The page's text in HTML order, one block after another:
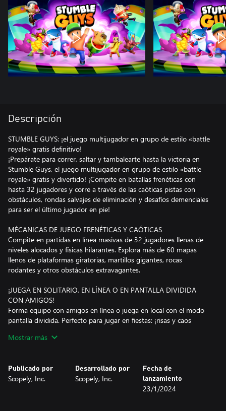
Descripción
STUMBLE GUYS: ¡el juego multijugador en grupo de estilo «battle
royale» gratis definitivo!
¡Prepárate para correr, saltar y tambalearte hasta la victoria en
Stumble Guys, el juego multijugador en grupo de estilo «battle
royale» gratis y divertido! ¡Compite en batallas frenéticas con
hasta 32 jugadores y corre a través de las caóticas pistas con
obstáculos, rondas salvajes de eliminación y desafíos demenciales
para ser el último jugador en pie!
MÉCANICAS DE JUEGO FRENÉTICAS Y CAÓTICAS
Compite en partidas en línea masivas de 32 jugadores llenas de
niveles alocados y físicas hilarantes. Explora más de 60 mapas
llenos de plataformas giratorias, martillos gigantes, rocas
rodantes y otros obstáculos extravagantes.
¡JUEGA EN SOLITARIO, EN LÍNEA O EN PANTALLA DIVIDIDA
CON AMIGOS!
Forma equipo con amigos en línea o juega en local con el modo
pantalla dividida. Perfecto para jugar en fiestas: ¡risas y caos
para mostrar tu estilo único! Conviértete en ninja, superhéroe o
hasta en una gallina, hay un estilo para todos.
Mostrar más
Publicado por
Scopely, Inc.
Desarrollado por
Scopely, Inc.
Fecha de
lanzamiento
23/1/2024